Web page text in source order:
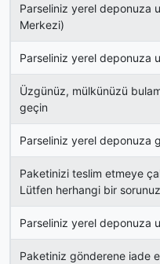
Parseliniz yerel deponuza
Merkezi)
Parseliniz yerel deponuza
Üzgünüz, mülkünüzü
geçin
Parseliniz yerel deponuza
Paketinizi teslim etmeye
Lütfen herhangi bir
Parseliniz yerel deponuza
Paketiniz gönderene iade